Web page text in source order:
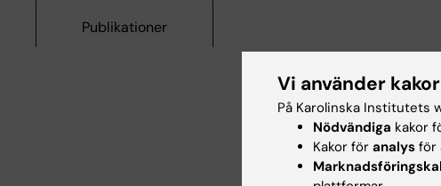
Publikationer
Artiklar
JOURNAL ARTICLE:
Skeletal dysplasia in
Minagawa H; Miyamura T;
Vi använder
På Karolinska Institutets
Nödvändiga kakor
Kakor för analys för